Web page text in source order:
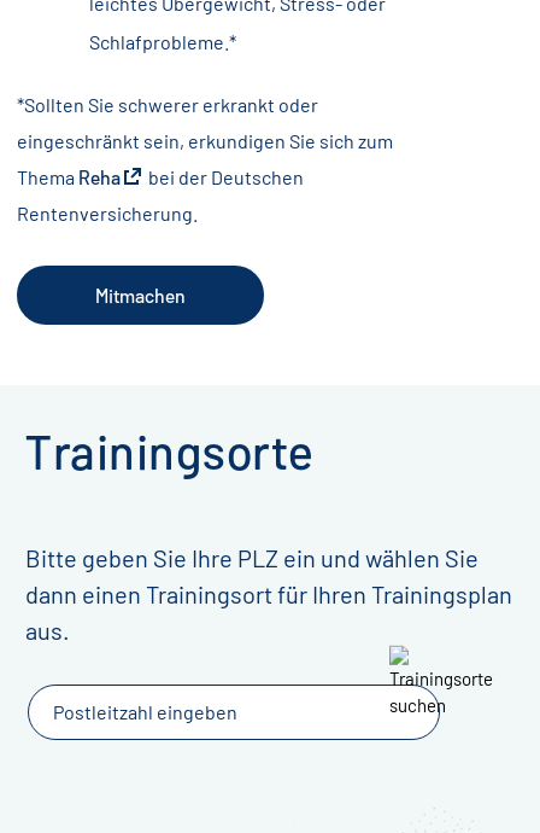
Schlafprobleme.*
*Sollten Sie schwerer erkrankt oder
eingeschränkt sein, erkundigen Sie sich zum
Thema Reha
bei der Deutschen
Rentenversicherung.
Mitmachen
Trainingsorte
Bitte geben Sie Ihre PLZ ein und wählen Sie
dann einen Trainingsort für Ihren Trainingsplan
aus.